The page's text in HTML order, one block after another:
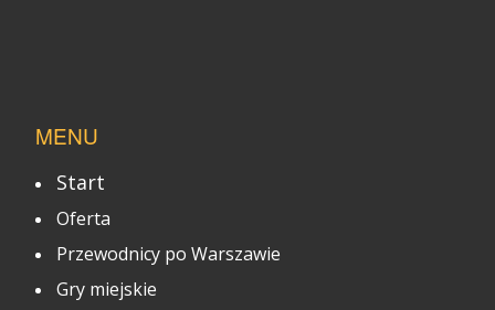
MENU
Start
Oferta
Przewodnicy po Warszawie
Gry miejskie